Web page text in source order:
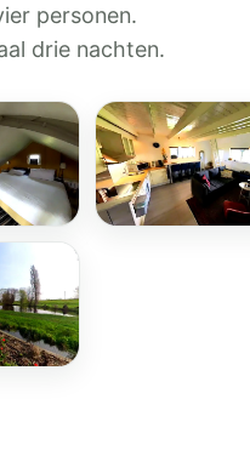
personen.
drie nachten.